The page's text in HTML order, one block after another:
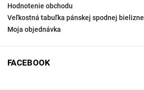
Hodnotenie obchodu
Veľkostná tabuľka pánskej spodnej bielizne
Moja objednávka
FACEBOOK